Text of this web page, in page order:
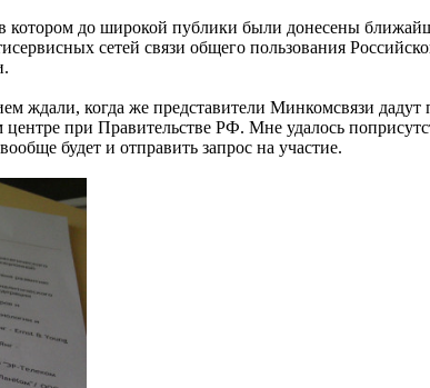
котором до широкой публики были донесены
сетей связи общего пользования
ждали, когда же представители Минкомсвязи
при Правительстве РФ. Мне удалось
будет и отправить запрос на участие.